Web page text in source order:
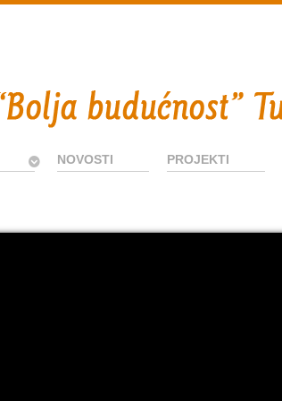
NOVOSTI PROJEKTI